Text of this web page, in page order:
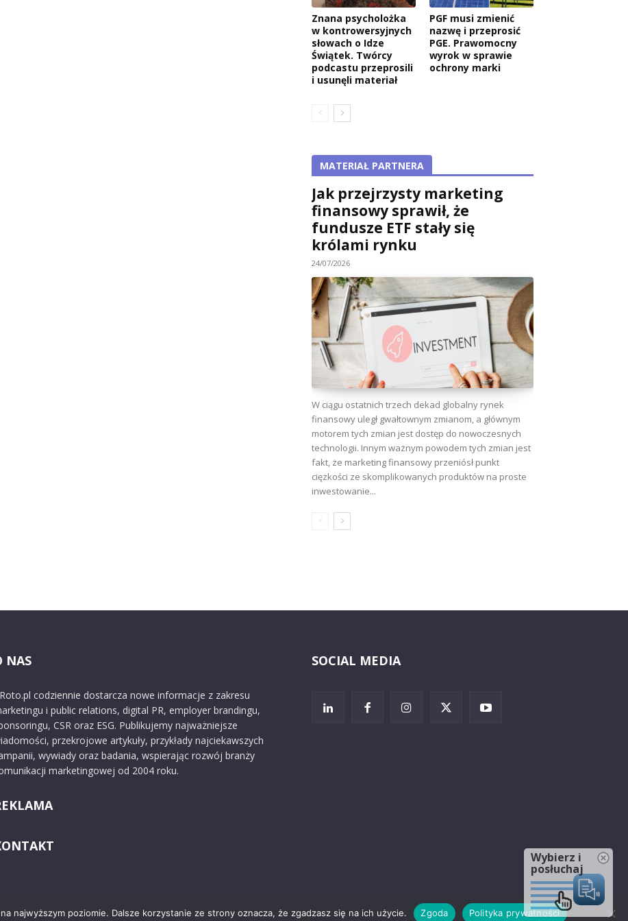
Znana psycholożka
w kontrowersyjnych
słowach o Idze
Świątek. Twórcy
podcastu przeprosili
i usunęli materiał
PGF musi zmienić
nazwę i przeprosić
PGE. Prawomocny
wyrok w sprawie
ochrony marki
MATERIAŁ PARTNERA
Jak przejrzysty marketing
finansowy sprawił, że
fundusze ETF stały się
królami rynku
24/07/2026
W ciągu ostatnich trzech dekad globalny rynek
finansowy uległ gwałtownym zmianom, a głównym
motorem tych zmian jest dostęp do nowoczesnych
technologii. Innym ważnym powodem tych zmian jest
fakt, że marketing finansowy przeniósł punkt
ciężkości ze skomplikowanych produktów na proste
inwestowanie...
NAS
codziennie dostarcza nowe informacje z zakresu
i public relations, digital PR, employer brandingu,
CSR oraz ESG. Publikujemy najważniejsze
przekrojowe artykuły, przykłady najciekawszych
wywiady oraz badania, wspierając rozwój branży
marketingowej od 2004 roku.
SOCIAL MEDIA
najwyższym poziomie. Dalsze korzystanie ze strony oznacza, że zgadzasz się na ich użycie. Zgoda Polityka prywatności
Wybierz i
posłuchaj